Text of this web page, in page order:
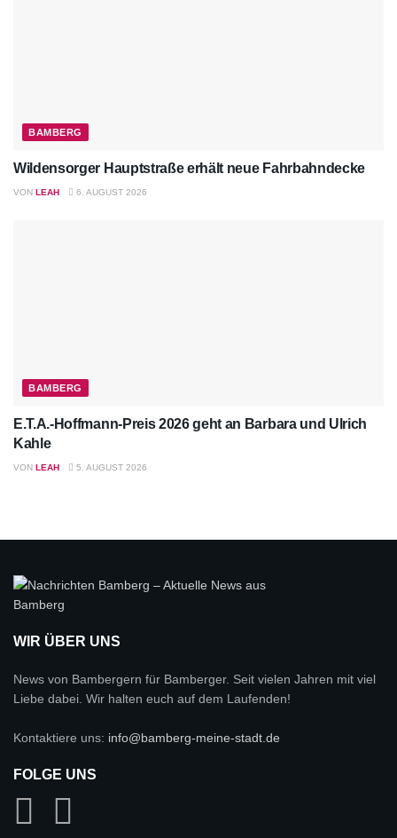
BAMBERG
Wildensorger Hauptstraße erhält neue Fahrbahndecke
VON LEAH 6. AUGUST 2026
BAMBERG
E.T.A.-Hoffmann-Preis 2026 geht an Barbara und Ulrich
Kahle
VON LEAH 5. AUGUST 2026
WIR ÜBER UNS
News von Bambergern für Bamberger. Seit vielen Jahren mit viel
Liebe dabei. Wir halten euch auf dem Laufenden!
Kontaktiere uns: info@bamberg-meine-stadt.de
FOLGE UNS